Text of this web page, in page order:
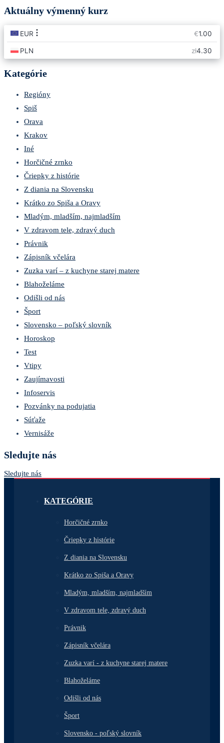
Aktuálny výmenný kurz
Kategórie
Regióny
Spiš
Orava
Krakov
Iné
Horčičné zrnko
Čriepky z histórie
Z diania na Slovensku
Krátko zo Spiša a Oravy
Mladým, mladším, najmladším
V zdravom tele, zdravý duch
Právnik
Zápisník včelára
Zuzka varí – z kuchyne starej matere
Blahoželáme
Odišli od nás
Šport
Slovensko – poľský slovník
Horoskop
Test
Vtipy
Zaujímavosti
Infoservis
Pozvánky na podujatia
Súťaže
Vernisáže
Sledujte nás
Sledujte nás
KATEGÓRIE
Horčičné zrnko
Čriepky z histórie
Z diania na Slovensku
Krátko zo Spiša a Oravy
Mladým, mladším, najmladším
V zdravom tele, zdravý duch
Právnik
Zápisník včelára
Zuzka varí - z kuchyne starej matere
Blahoželáme
Odišli od nás
Šport
Slovensko - poľský slovník